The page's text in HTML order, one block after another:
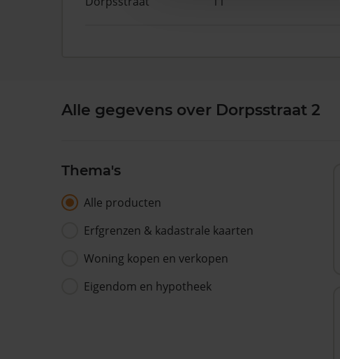
Alle gegevens over Dorpsstraat 2
Thema's
Alle producten
Erfgrenzen & kadastrale kaarten
Woning kopen en verkopen
Eigendom en hypotheek